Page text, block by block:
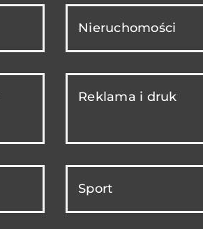
Nieruchomości
Reklama i druk
Sport